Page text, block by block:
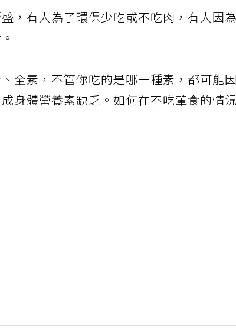
，有人為了環保少吃或不吃肉，有人因
全素，不管你吃的是哪一種素，都可能
身體營養素缺乏。如何在不吃葷食的情